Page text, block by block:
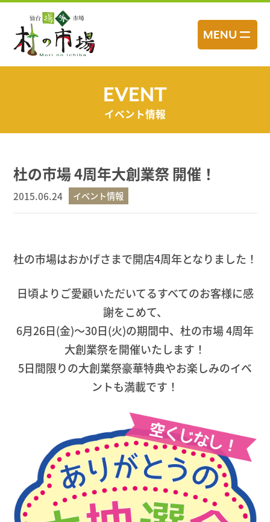
ッ
MENU
EVENT
イベント情報
杜の市場 4周年大創業祭 開催！
2015.06.24 イベント情報
杜の市場はおかげさまで開店4周年となりました！
日頃よりご愛顧いただいてるすべてのお客様に感
謝をこめて、
6月26日(金)〜30日(火)の期間中、杜の市場 4周年
大創業祭を開催いたします！
5日間限りの大創業祭豪華特典やお楽しみのイベ
ントも満載です！